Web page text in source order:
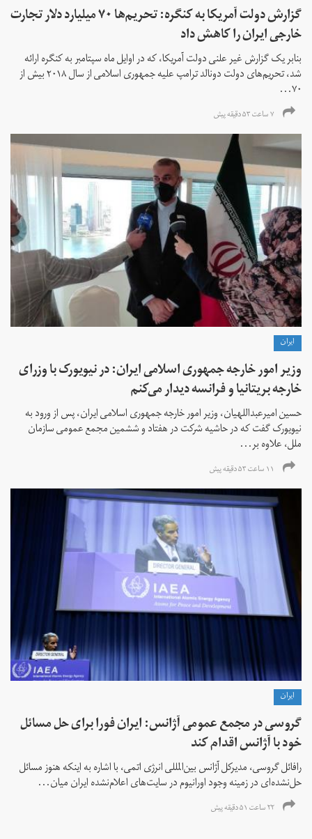
گزارش دولت آمریکا به کنگره: تحریم‌ها ۷۰ میلیارد دلار تجارت
خارجی ایران را کاهش داد
بنابر یک گزارش غیر علنی دولت آمریکا، که در اوایل ماه سپتامبر به کنگره ارائه
شد، تحریم‌های دولت دونالد ترامپ علیه جمهوری اسلامی از سال ۲۰۱۸ بیش از
۷۰...
۷ ساعت ۵۳ دقیقه پیش
ايران
وزیر امور خارجه جمهوری اسلامی ایران: در نیویورک با وزرای
خارجه بریتانیا و فرانسه دیدار می‌کنم
حسین امیرعبداللهیان، وزیر امور خارجه جمهوری اسلامی ایران، پس از ورود به
نیویورک گفت که در حاشیه شرکت در هفتاد و ششمین مجمع عمومی سازمان
ملل، علاوه بر...
۱۱ ساعت ۵۳ دقیقه پیش
ايران
گروسی در مجمع عمومی آژانس: ایران فورا برای حل مسائل
خود با آژانس اقدام کند
رافائل گروسی، مدیرکل آژانس بین‌المللی انرژی اتمی، با اشاره به اینکه هنوز مسائل
حل‌نشده‌ای در زمینه وجود اورانیوم در سایت‌های اعلام‌نشده ایران میان...
۲۲ ساعت ۵۱ دقیقه پیش